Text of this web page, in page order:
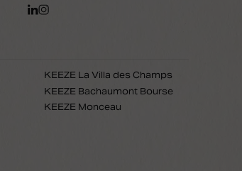
KEEZE La Villa des Champs
KEEZE Bachaumont Bourse
KEEZE Monceau